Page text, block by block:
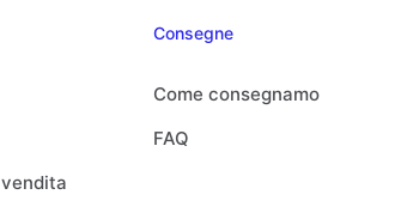
Consegne
Come consegnamo
FAQ